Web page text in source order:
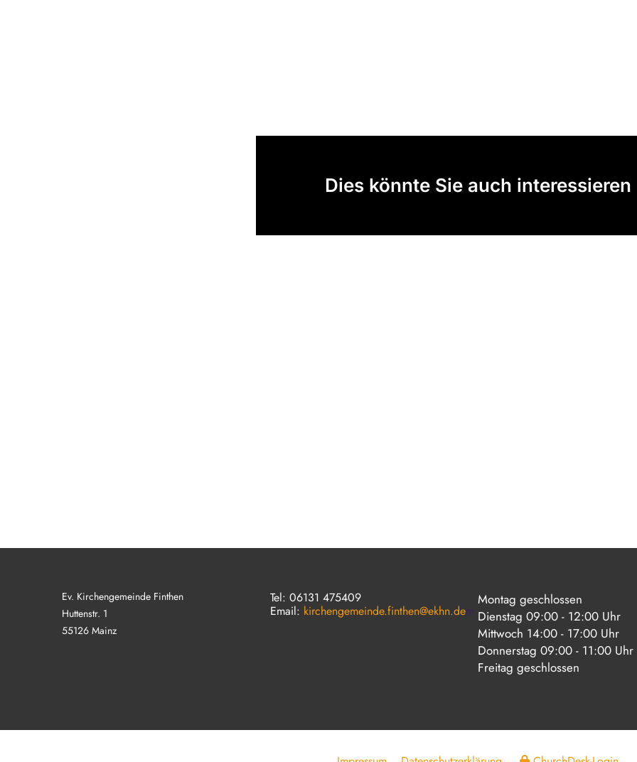
Dies könnte Sie auch interessieren
Ev. Kirchengemeinde Finthen
Huttenstr. 1
55126 Mainz
Tel: 06131 475409
Email: kirchengemeinde.finthen@ekhn.dem
Montag geschlossen
Dienstag 09:00 - 12:00 Uhr
Mittwoch 14:00 - 17:00 Uhr
Donnerstag 09:00 - 11:00 Uhr
Freitag geschlossen